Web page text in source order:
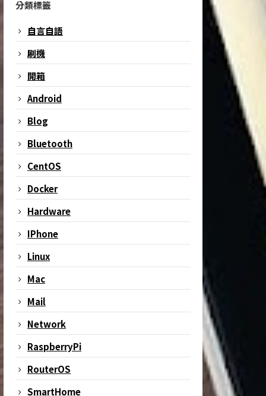
分類標籤
自言自語
刷機
開箱
Android
Blog
Bluetooth
CentOS
Docker
Hardware
IPhone
Linux
Mac
Mail
Network
RaspberryPi
RouterOS
SmartHome